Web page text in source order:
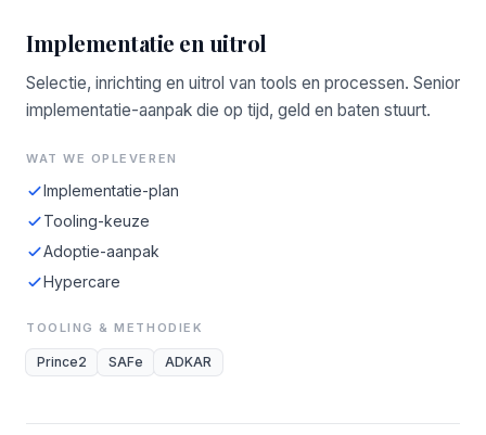
Implementatie en uitrol
Selectie, inrichting en uitrol van tools en processen. Senior
implementatie-aanpak die op tijd, geld en baten stuurt.
WAT WE OPLEVEREN
Implementatie-plan
Tooling-keuze
Adoptie-aanpak
Hypercare
TOOLING & METHODIEK
Prince2 SAFe ADKAR